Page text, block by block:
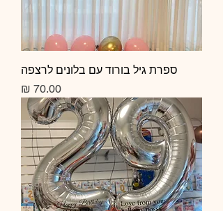
ספרת גיל בורוד עם בלונים לרצפה
מחיר